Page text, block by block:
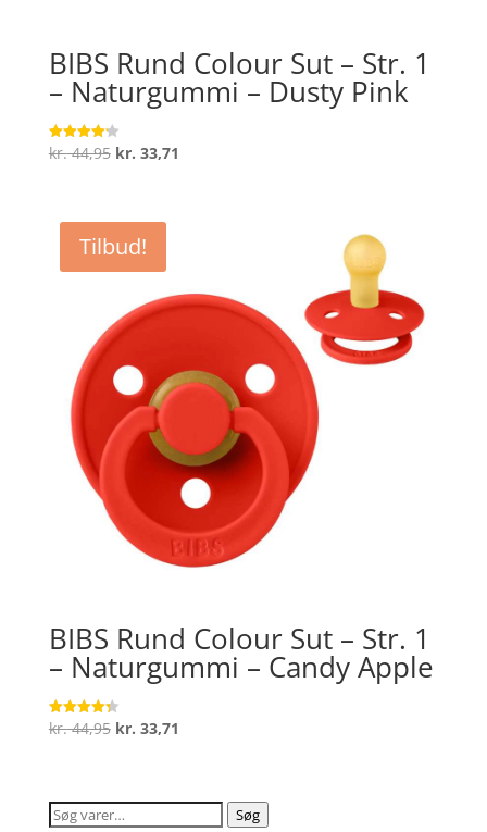
BIBS Rund Colour Sut – Str. 1
– Naturgummi – Dusty Pink
Vurderet
4.2
kr.44,95 Den
var:
kr. 44,95.
kr. 33,71
Tilbud!
BIBS Rund Colour Sut – Str. 1
– Naturgummi – Candy Apple
Vurderet
4.3
kr.44,95 Den
var:
kr. 44,95.
kr. 33,71
er:
kr. 33,71.
Søg
Søg